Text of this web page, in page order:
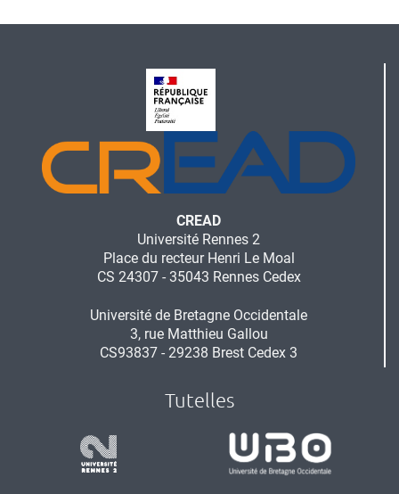
CREAD
Université Rennes 2
Place du recteur Henri Le Moal
CS 24307 - 35043 Rennes Cedex
Université de Bretagne Occidentale
3, rue Matthieu Gallou
CS93837 - 29238 Brest Cedex 3
Tutelles